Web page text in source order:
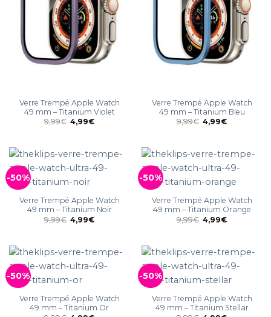
Verre Trempé Apple Watch
49 mm – Titanium Violet
9,99€ 4,99€
Verre Trempé Apple Watch
49 mm – Titanium Bleu
9,99€ 4,99€
-50%
Verre Trempé Apple Watch
49 mm – Titanium Noir
9,99€ 4,99€
-50%
Verre Trempé Apple Watch
49 mm – Titanium Orange
9,99€ 4,99€
-50%
Verre Trempé Apple Watch
49 mm – Titanium Or
-50%
Verre Trempé Apple Watch
49 mm – Titanium Stellar